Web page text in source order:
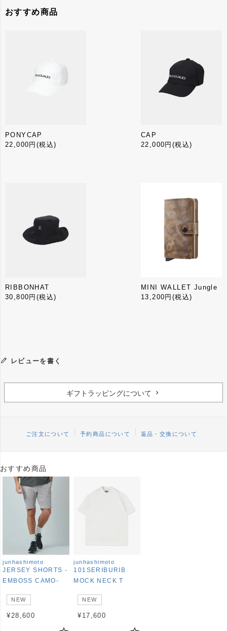
おすすめ商品
PONYCAP
22,000円 (税込)
CAP
22,000円 (税込)
RIBBONHAT
30,800円 (税込)
MINI WALLET Jungle
13,200円 (税込)
レビューを書く
ギフトラッピングについて
ご注文について 予約商品について 返品・交換について
おすすめ商品
junhashimoto
JERSEY SHORTS -
EMBOSS CAMO-
NEW
¥ 28,600
junhashimoto
101SERIBURIB
MOCK NECK T
NEW
¥ 17,600